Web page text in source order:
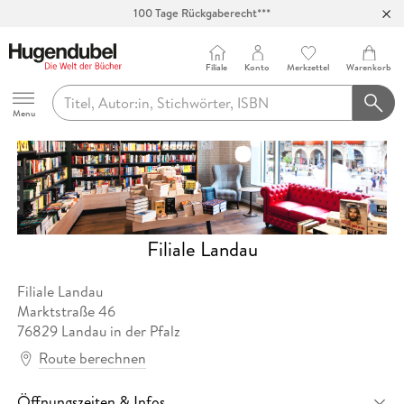
100 Tage Rückgaberecht***
Hugendubel
Menu
Filiale Konto Merkzettel Warenkorb
Filiale Landau
Filiale Landau
Marktstraße46
76829 Landau in der Pfalz
Route berechnen